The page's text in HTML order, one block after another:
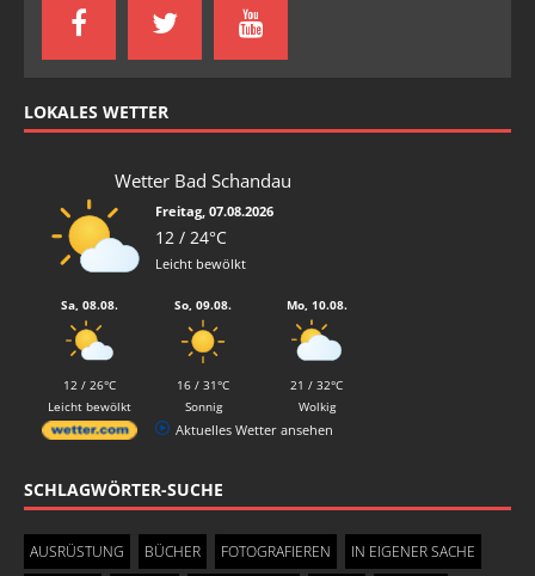
LOKALES WETTER
Wetter Bad Schandau
Freitag, 07.08.2026
12 / 24°C
Leicht bewölkt
Sa, 08.08.
12 / 26°C
Leicht bewölkt
So, 09.08.
16 / 31°C
Sonnig
Mo, 10.08.
21 / 32°C
Wolkig
Aktuelles Wetter ansehen
SCHLAGWÖRTER-SUCHE
AUSRÜSTUNG BÜCHER FOTOGRAFIEREN
IN EIGENER SACHE